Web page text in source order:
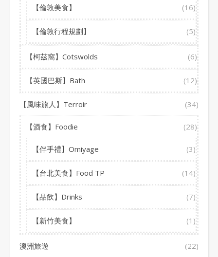
【倫敦美食】 (16)
【倫敦行程規劃】 (5)
【柯茲窩】Cotswolds (6)
【英國巴斯】Bath (12)
【風味旅人】Terroir (34)
【酒食】Foodie (28)
【伴手禮】Omiyage (3)
【台北美食】Food TP (14)
【品飲】Drinks (7)
【新竹美食】 (1)
澳洲旅遊 (22)